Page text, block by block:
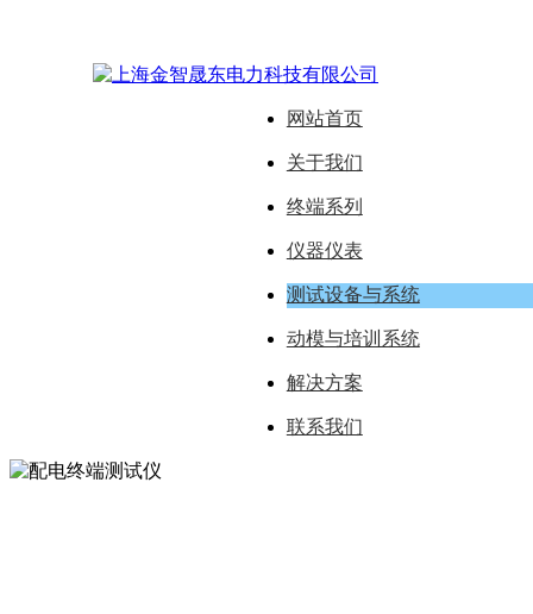
网站首页
关于我们
终端系列
仪器仪表
测试设备与系统
动模与培训系统
解决方案
联系我们